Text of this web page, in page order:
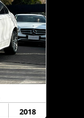
2018